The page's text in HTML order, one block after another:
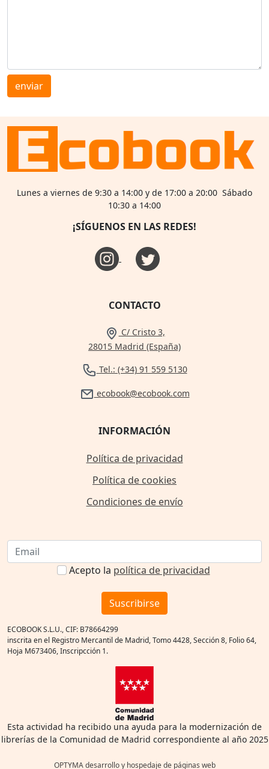
enviar
Lunes a viernes de 9:30 a 14:00 y de 17:00 a 20:00 Sábado
10:30 a 14:00
¡SÍGUENOS EN LAS REDES!
CONTACTO
C/ Cristo 3,
28015 Madrid (España)
Tel.: (+34) 91 559 5130
ecobook@ecobook.com
INFORMACIÓN
Política de privacidad
Política de cookies
Condiciones de envío
Acepto la política de privacidad
Suscribirse
ECOBOOK S.L.U., CIF: B78664299
inscrita en el Registro Mercantil de Madrid, Tomo 4428, Sección 8, Folio 64,
Hoja M673406, Inscripcción 1.
Esta actividad ha recibido una ayuda para la modernización de
librerías de la Comunidad de Madrid correspondiente al año 2025
OPTYMA desarrollo y hospedaje de páginas web